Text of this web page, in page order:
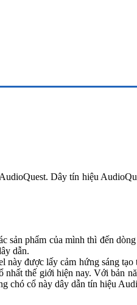
Dây tín hiệu
sản phẩm của mình thì đến
dẫn.
này được lấy cảm hứng sáng
thế giới hiện nay. Với bản
chó cổ này dây dẫn tín hiệu